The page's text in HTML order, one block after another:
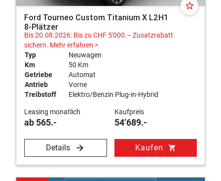
star_border
Ford Tourneo Custom Titanium X L2H1
8-Plätzer
Bis 20.08.2026: Bis zu CHF 5'000.– Zusatzrabatt
sichern. Mehr erfahren >
Typ
Neuwagen
Km
50 Km
Getriebe
Automat
Antrieb
Vorne
Treibstoff
Elektro/Benzin Plug-in-Hybrid
Leasing monatlich
ab 565.-
Kaufpreis
54’689.-
Details Kaufen shopping_cart